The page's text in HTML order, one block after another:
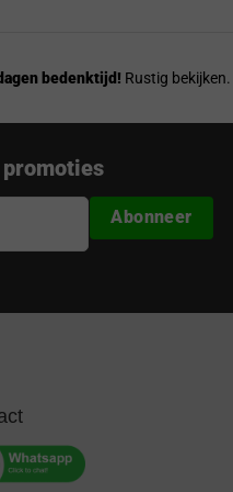
bedenktijd! Rustig bekijken.
Abonneer